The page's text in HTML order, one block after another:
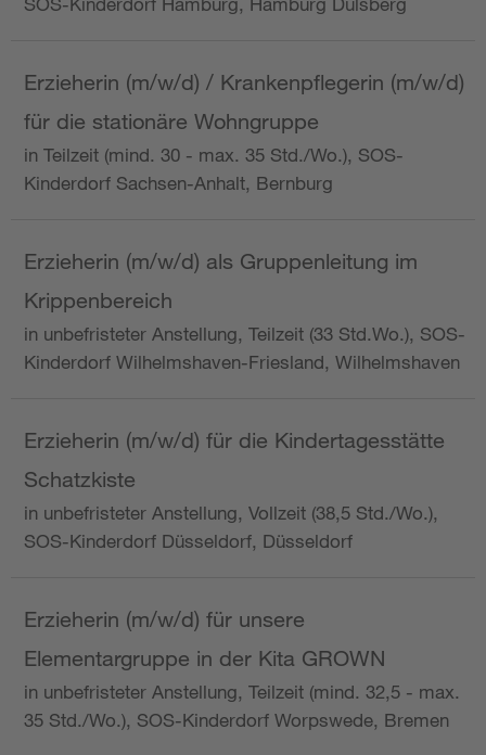
Erzieherin (m/w/d) / Krankenpflegerin (m/w/d)
für die stationäre Wohngruppe
in Teilzeit (mind. 30 - max. 35 Std./Wo.), SOS-
Kinderdorf Sachsen-Anhalt, Bernburg
Erzieherin (m/w/d) als Gruppenleitung im
Krippenbereich
in unbefristeter Anstellung, Teilzeit (33 Std.Wo.), SOS-
Kinderdorf Wilhelmshaven-Friesland, Wilhelmshaven
Erzieherin (m/w/d) für die Kindertagesstätte
Schatzkiste
in unbefristeter Anstellung, Vollzeit (38,5 Std./Wo.),
SOS-Kinderdorf Düsseldorf, Düsseldorf
Erzieherin (m/w/d) für unsere
Elementargruppe in der Kita GROWN
in unbefristeter Anstellung, Teilzeit (mind. 32,5 - max.
35 Std./Wo.), SOS-Kinderdorf Worpswede, Bremen